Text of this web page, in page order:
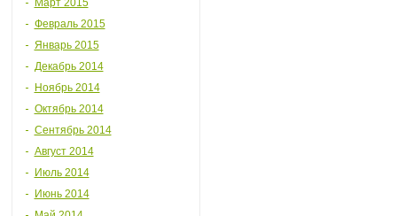
Март 2015
Февраль 2015
Январь 2015
Декабрь 2014
Ноябрь 2014
Октябрь 2014
Сентябрь 2014
Август 2014
Июль 2014
Июнь 2014